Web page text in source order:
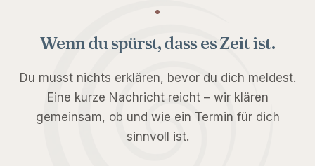
Wenn du spürst, dass es Zeit ist.
Du musst nichts erklären, bevor du dich meldest.
Eine kurze Nachricht reicht – wir klären
gemeinsam, ob und wie ein Termin für dich
sinnvoll ist.